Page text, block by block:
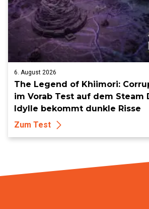
6. August 2026
The Legend of Khiimori:
im Vorab Test auf dem Steam
Idylle bekommt dunkle Risse
Zum Test